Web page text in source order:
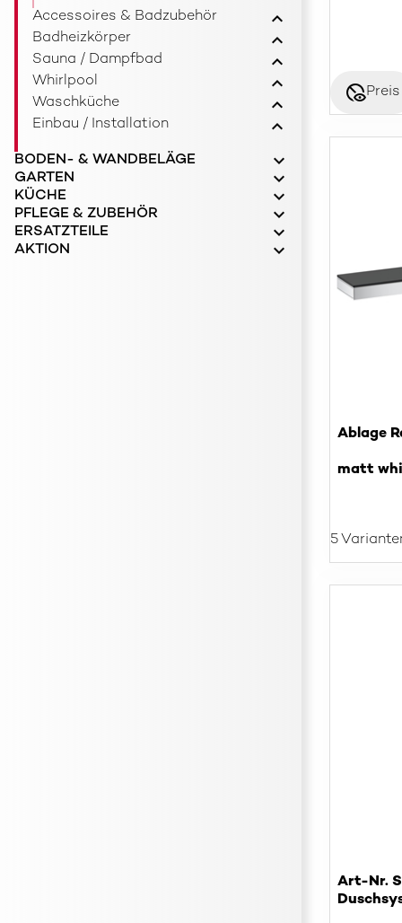
Accessoires & Badzubehör
Badheizkörper
Sauna / Dampfbad
Whirlpool
Waschküche
Einbau / Installation
BODEN- & WANDBELÄGE
GARTEN
KÜCHE
PFLEGE & ZUBEHÖR
ERSATZTEILE
AKTION
disabled_visiblePreis
Ablage
matt
5
Art-Nr.